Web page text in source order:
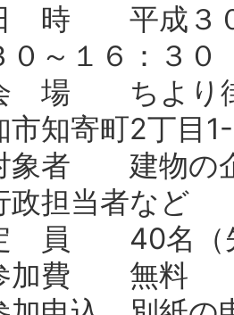
時 平成３
０～１６：３０
場 ちより
市知寄町2丁目
象者 建物の
政担当者など
員 40名（
加費 無料